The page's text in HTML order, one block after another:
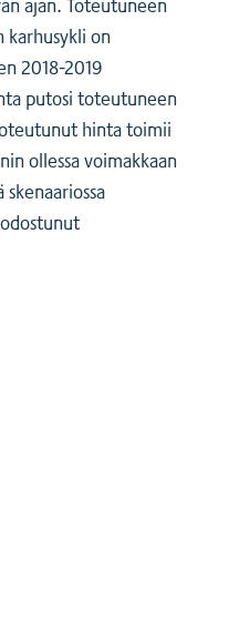
karhusykli on
2018-2019
putosi toteutuneen
hinta toimii
ollessa voimakkaan